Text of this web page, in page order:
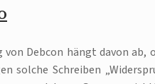
Debcon hängt davon
Schreiben